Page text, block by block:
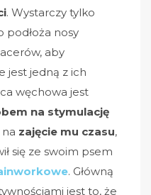
. Wystarczy tylko
podłoża nosy
aby
jest jedną z ich
węchowa jest
na stymulację
na zajęcie mu czasu,
się ze swoim psem
. Główną
jest to, że